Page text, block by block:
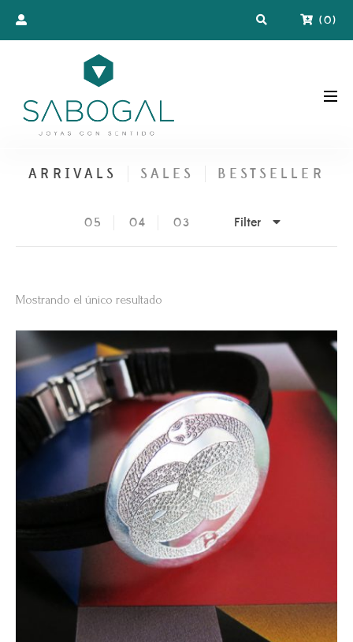
(0)
ARRIVALS SALES BESTSELLER
05 04 03 Filter
Mostrando el único resultado